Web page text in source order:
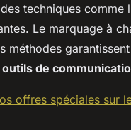
techniques
Le marquage à
méthodes
outils de
offres spéciales sur